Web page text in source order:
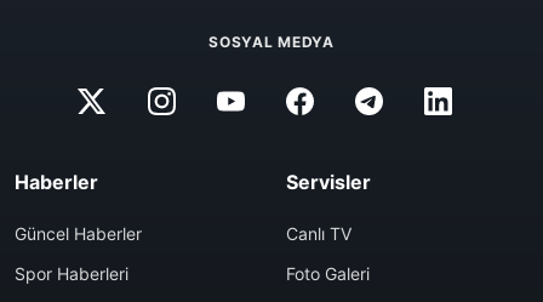
SOSYAL MEDYA
Haberler
Güncel Haberler
Spor Haberleri
Servisler
Canlı TV
Foto Galeri